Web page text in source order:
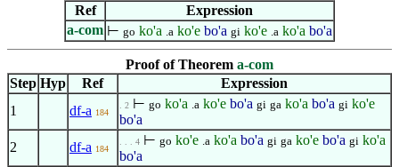
Ref
Expression
a-com ⊢ go ko'a .a ko'e bo'a gi ko'e .a ko'a bo'a
Proof of Theorem a-com
Step Hyp Ref
Expression
1
df-a 184
. 2 ⊢ go ko'a .a ko'e bo'a gi ga ko'a bo'a gi ko'e
bo'a
2
df-a 184
. . . 4 ⊢ go ko'e .a ko'a bo'a gi ga ko'e bo'a gi ko'a
bo'a